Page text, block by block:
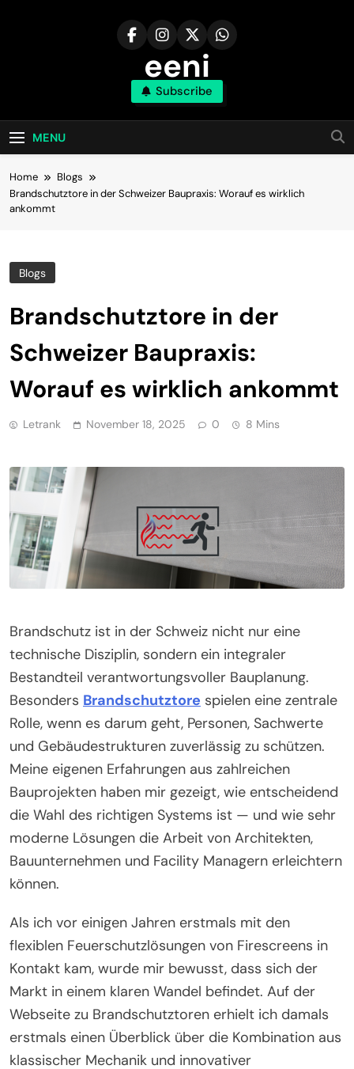
eeni
Subscribe
MENU
Home
Blogs
Brandschutztore in der Schweizer Baupraxis: Worauf es wirklich
ankommt
Blogs
Brandschutztore in der
Schweizer Baupraxis:
Worauf es wirklich ankommt
Letrank November 18, 2025 0 8 Mins
Brandschutz ist in der Schweiz nicht nur eine
technische Disziplin, sondern ein integraler
Bestandteil verantwortungsvoller Bauplanung.
Besonders Brandschutztore spielen eine zentrale
Rolle, wenn es darum geht, Personen, Sachwerte
und Gebäudestrukturen zuverlässig zu schützen.
Meine eigenen Erfahrungen aus zahlreichen
Bauprojekten haben mir gezeigt, wie entscheidend
die Wahl des richtigen Systems ist — und wie sehr
moderne Lösungen die Arbeit von Architekten,
Bauunternehmen und Facility Managern erleichtern
können.
Als ich vor einigen Jahren erstmals mit den
flexiblen Feuerschutzlösungen von Firescreens in
Kontakt kam, wurde mir bewusst, dass sich der
Markt in einem klaren Wandel befindet. Auf der
Webseite zu Brandschutztoren erhielt ich damals
erstmals einen Überblick über die Kombination aus
klassischer Mechanik und innovativer